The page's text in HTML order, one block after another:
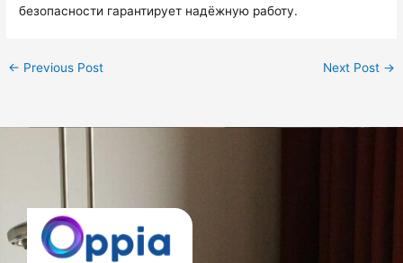
безопасности гарантирует надёжную работу.
← Previous Post Next Post →